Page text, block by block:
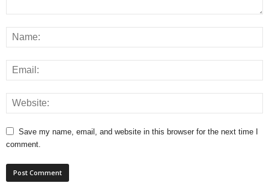
Save my name, email, and website in this browser for the next time I
comment.